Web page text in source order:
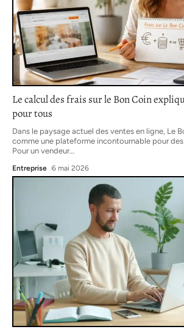
Le calcul des frais sur le Bon Coin
pour tous
Dans le paysage actuel des ventes en ligne, Le
comme une plateforme incontournable pour
Pour un vendeur…
Entreprise 6 mai 2026